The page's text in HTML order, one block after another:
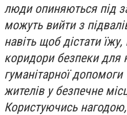
люди опиняються під
можуть вийти з
навіть щоб дістати їжу,
коридори безпеки для
гуманітарної
жителів у безпечне
Користуючись